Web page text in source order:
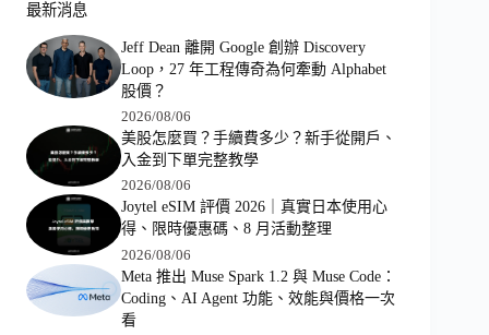
最新消息
Jeff Dean 離開 Google 創辦 Discovery
Loop，27 年工程傳奇為何牽動 Alphabet
股價？
2026/08/06
美股怎麼買？手續費多少？新手從開戶、
入金到下單完整教學
2026/08/06
Joytel eSIM 評價 2026｜真實日本使用心
得、限時優惠碼、8 月活動整理
2026/08/06
Meta 推出 Muse Spark 1.2 與 Muse Code：
Coding、AI Agent 功能、效能與價格一次
看